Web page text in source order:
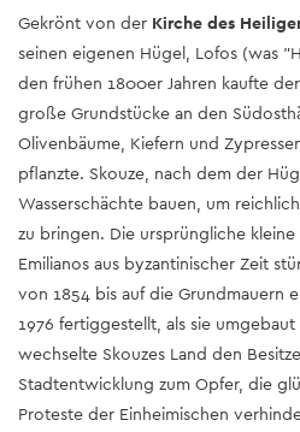
Gekrönt von der Kirche des
seinen eigenen Hügel, Lofos (was
den frühen 1800er Jahren kaufte
große Grundstücke an den
Olivenbäume, Kiefern und
pflanzte. Skouze, nach dem der
Wasserschächte bauen, um
zu bringen. Die ursprüngliche
Emilianos aus byzantinischer Zeit
von 1854 bis auf die Grundmauern
1976 fertiggestellt, als sie
wechselte Skouzes Land den
Stadtentwicklung zum Opfer, die
Proteste der Einheimischen